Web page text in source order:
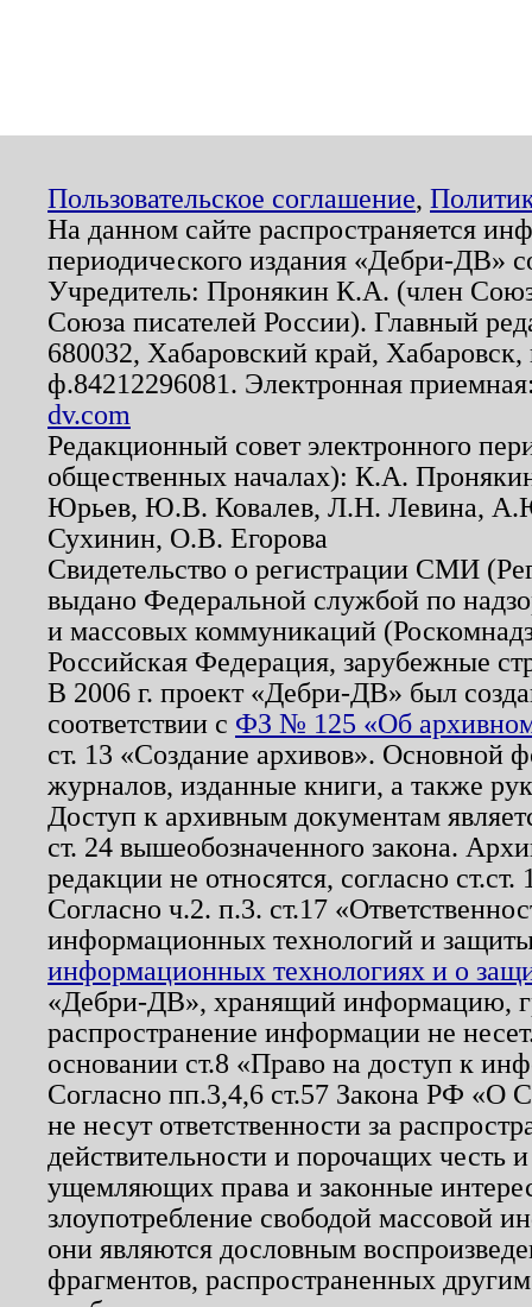
Пользовательское соглашение,
На данном сайте распространяется
периодического издания «Дебри-ДВ»
Учредитель: Пронякин К.А. (член
Союза писателей России). Главный
680032, Хабаровский край,
ф.84212296081. Электронная
dv.com
Редакционный совет электронного
общественных началах): К.А.
Юрьев, Ю.В. Ковалев, Л.Н. Левина,
Сухинин, О.В. Егорова
Свидетельство о регистрации СМИ
выдано Федеральной службой по
и массовых коммуникаций
Российская Федерация, зарубежные
В 2006 г. проект «Дебри-ДВ» был
соответствии с ФЗ № 125 «Об
ст. 13 «Создание архивов». Основной
журналов, изданные книги, а также
Доступ к архивным документам
ст. 24 вышеобозначенного закона.
редакции не относятся, согласно
Согласно ч.2. п.3. ст.17
информационных технологий и
информационных технологиях и о
«Дебри-ДВ», хранящий информацию,
распространение информации не
основании ст.8 «Право на доступ к
Согласно пп.3,4,6 ст.57 Закона РФ «О
не несут ответственности за
действительности и порочащих честь
ущемляющих права и законные
злоупотребление свободой массовой
они являются дословным
фрагментов, распространенных